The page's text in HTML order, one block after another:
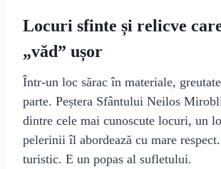
Locuri sfinte și relicve
„văd” ușor
Într-un loc sărac în materiale,
parte. Peștera Sfântului Neilos
dintre cele mai cunoscute locuri, un
pelerinii îl abordează cu mare
turistic. E un popas al sufletului.